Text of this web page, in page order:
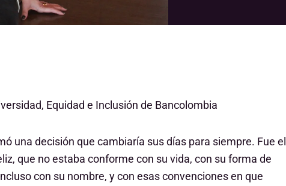
Equidad e Inclusión de Bancolombia
una decisión que cambiaría sus días para siempre. Fue el
que no estaba conforme con su vida, con su forma de
con su nombre, y con esas convenciones en que